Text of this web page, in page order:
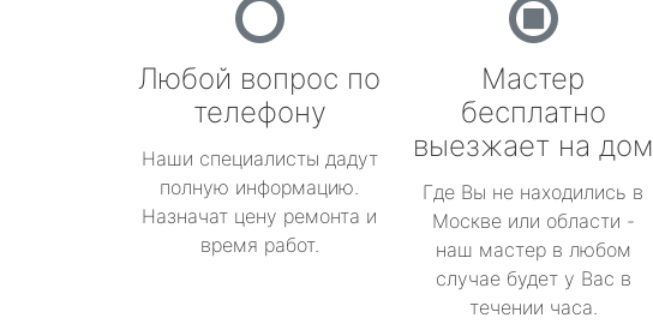
Любой вопрос по
телефону
Наши специалисты дадут
полную информацию.
Назначат цену ремонта и
время работ.
Мастер
бесплатно
выезжает на дом
Где Вы не находились в
Москве или области -
наш мастер в любом
случае будет у Вас в
течении часа.